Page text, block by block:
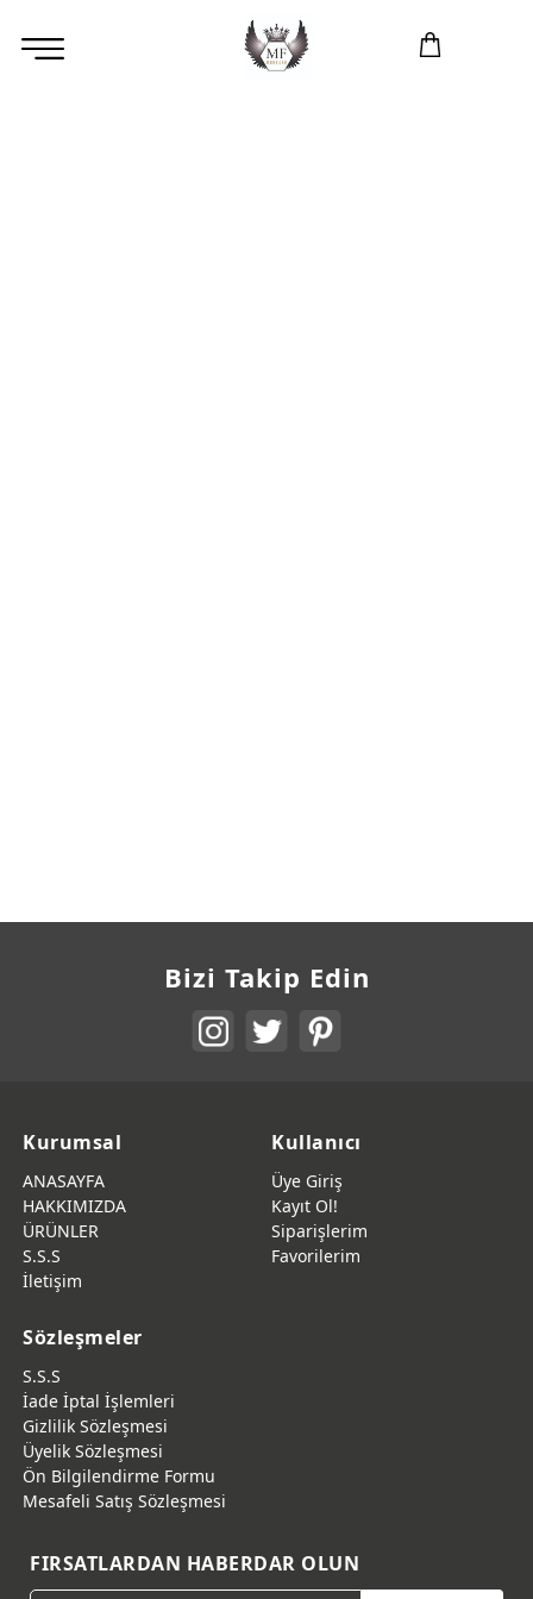
Bizi Takip Edin
Kurumsal
ANASAYFA
HAKKIMIZDA
ÜRÜNLER
S.S.S
İletişim
Kullanıcı
Üye Giriş
Kayıt Ol!
Siparişlerim
Favorilerim
Sözleşmeler
S.S.S
İade İptal İşlemleri
Gizlilik Sözleşmesi
Üyelik Sözleşmesi
Ön Bilgilendirme Formu
Mesafeli Satış Sözleşmesi
FIRSATLARDAN HABERDAR OLUN